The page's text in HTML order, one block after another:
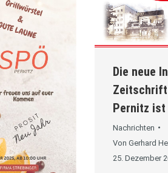
Die neue
Zeitschrift
Pernitz ist
Nachrichten
Von Gerhard
25. Dezember